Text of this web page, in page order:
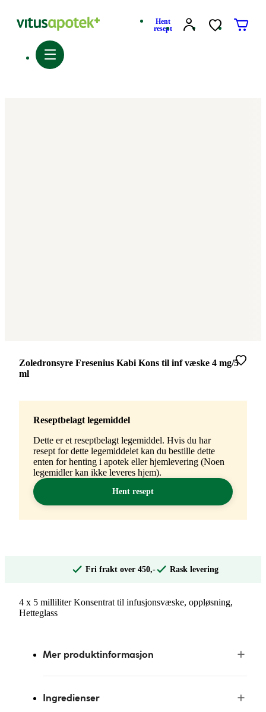
Hent
resept
Merke:
Zoledronsyre Fresenius Kabi Kons til inf væske 4 mg/5
ml
Reseptbelagt legemiddel
Dette er et reseptbelagt legemiddel. Hvis du har
resept for dette legemiddelet kan du bestille dette
enten for henting i apotek eller hjemlevering (Noen
legemidler kan ikke leveres hjem).
Hent resept
Fri frakt over 450,- Rask levering
4 x 5 milliliter Konsentrat til infusjonsvæske, oppløsning,
Hetteglass
Mer produktinformasjon
Ingredienser